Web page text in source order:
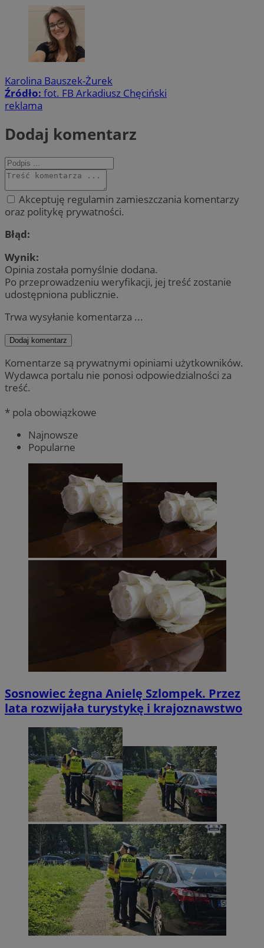
Karolina Bauszek-Żurek
Źródło: fot. FB Arkadiusz Chęciński
reklama
Dodaj komentarz
Akceptuję regulamin zamieszczania komentarzy
oraz politykę prywatności.
Błąd:
Wynik:
Opinia została pomyślnie dodana.
Po przeprowadzeniu weryfikacji, jej treść zostanie
udostępniona publicznie.
Trwa wysyłanie komentarza ...
Dodaj komentarz
Komentarze są prywatnymi opiniami użytkowników.
Wydawca portalu nie ponosi odpowiedzialności za
treść.
* pola obowiązkowe
Najnowsze
Popularne
Sosnowiec żegna Anielę Szlompek. Przez
lata rozwijała turystykę i krajoznawstwo